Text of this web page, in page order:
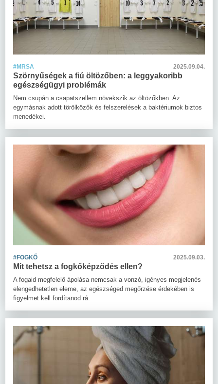
#MRSA 2025.09.04.
Szörnyűségek a fiú öltözőben: a leggyakoribb
egészségügyi problémák
Nem csupán a csapatszellem növekszik az öltözőkben. Az
egymásnak adott törölközők és felszerelések a baktériumok biztos
menedékei.
#FOGKŐ 2025.09.03.
Mit tehetsz a fogkőképződés ellen?
A fogaid megfelelő ápolása nemcsak a vonzó, igényes megjelenés
elengedhetetlen eleme, az egészséged megőrzése érdekében is
figyelmet kell fordítanod rá.